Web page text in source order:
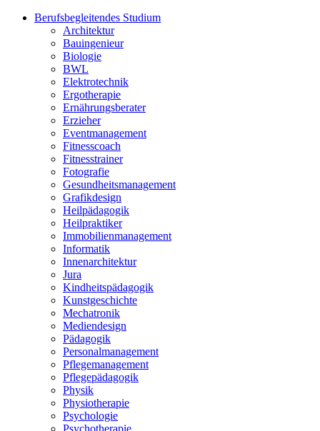
Berufsbegleitendes Studium
Architektur
Bauingenieur
Biologie
BWL
Elektrotechnik
Ergotherapie
Ernährungsberater
Erzieher
Eventmanagement
Fitnesscoach
Fitnesstrainer
Fotografie
Gesundheitsmanagement
Grafikdesign
Heilpädagogik
Heilpraktiker
Immobilienmanagement
Informatik
Innenarchitektur
Jura
Kindheitspädagogik
Kunstgeschichte
Mechatronik
Mediendesign
Pädagogik
Personalmanagement
Pflegemanagement
Pflegepädagogik
Physik
Physiotherapie
Psychologie
Psychotherapie